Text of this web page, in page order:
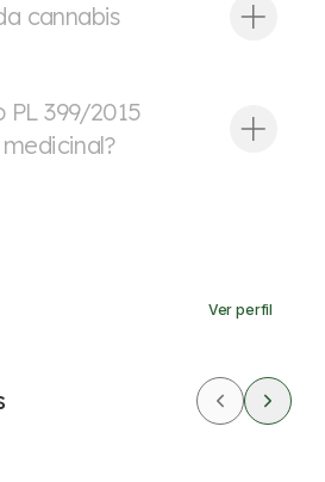
cannabis
PL 399/2015
Ver perfil
rápidas